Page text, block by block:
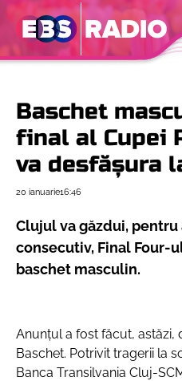
Baschet
final al Cupei
va desfășura
20 ianuarie16:46
Clujul va găzdui, pentru
consecutiv, Final Four-
baschet masculin.
Anunțul a fost făcut, astăzi,
Baschet. Potrivit tragerii la
Banca Transilvania Cluj-